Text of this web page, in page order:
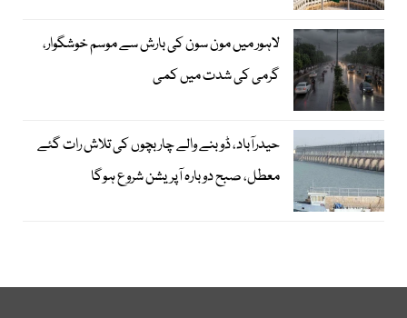
لاہور میں مون سون کی بارش سے موسم خوشگوار،
گرمی کی شدت میں کمی
حیدرآباد، ڈوبنے والے چار بچوں کی تلاش رات گئے
معطل، صبح دوبارہ آپریشن شروع ہوگا